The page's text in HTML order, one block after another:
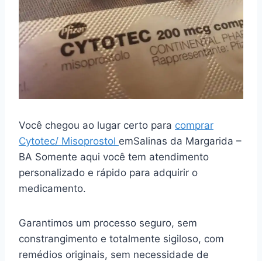
Você chegou ao lugar certo para comprar
Cytotec/ Misoprostol emSalinas da Margarida –
BA Somente aqui você tem atendimento
personalizado e rápido para adquirir o
medicamento.
Garantimos um processo seguro, sem
constrangimento e totalmente sigiloso, com
remédios originais, sem necessidade de